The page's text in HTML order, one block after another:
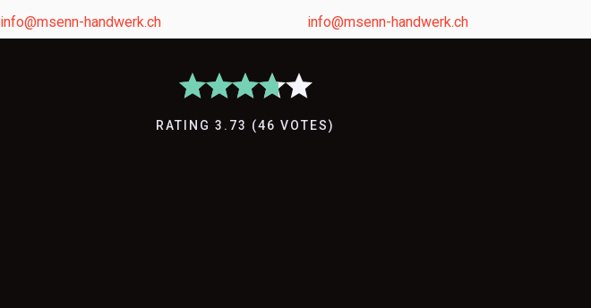
info@msenn-handwerk.ch
info@msenn-handwerk.ch
RATING3.73 (46 VOTES)